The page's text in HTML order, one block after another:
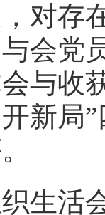
对存
会党
与收
新局”
生活